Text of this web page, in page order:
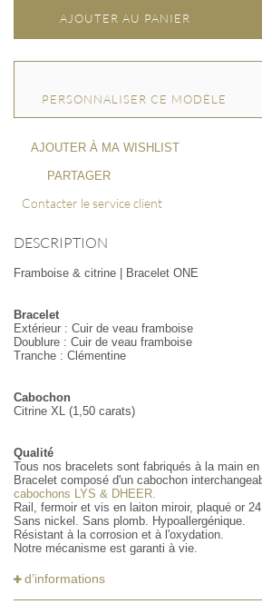
AJOUTER AU PANIER
PERSONNALISER CE MODÈLE
AJOUTER À MA WISHLIST
PARTAGER
Contacter le service client
DESCRIPTION
Framboise & citrine | Bracelet ONE
Bracelet
Extérieur : Cuir de veau framboise
Doublure : Cuir de veau framboise
Tranche : Clémentine
Cabochon
Citrine XL (1,50 carats)
Qualité
Tous nos bracelets sont fabriqués à la main en
Bracelet composé d'un cabochon
cabochons LYS & DHEER.
Rail, fermoir et vis en laiton miroir, plaqué or
Sans nickel. Sans plomb. Hypoallergénique.
Résistant à la corrosion et à l'oxydation.
Notre mécanisme est garanti à vie.
d’informations